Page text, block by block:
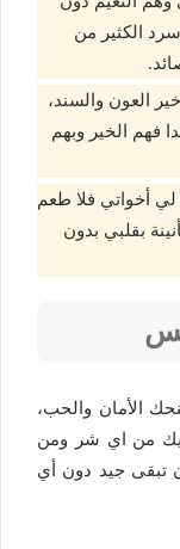
الكثير من
العون والسند،
فهم الخير وبهم
أخواتي فلا طعم
بقلبي بدون
الأمان والحب،
من اي شر ومن
تبقى جيد دون أي